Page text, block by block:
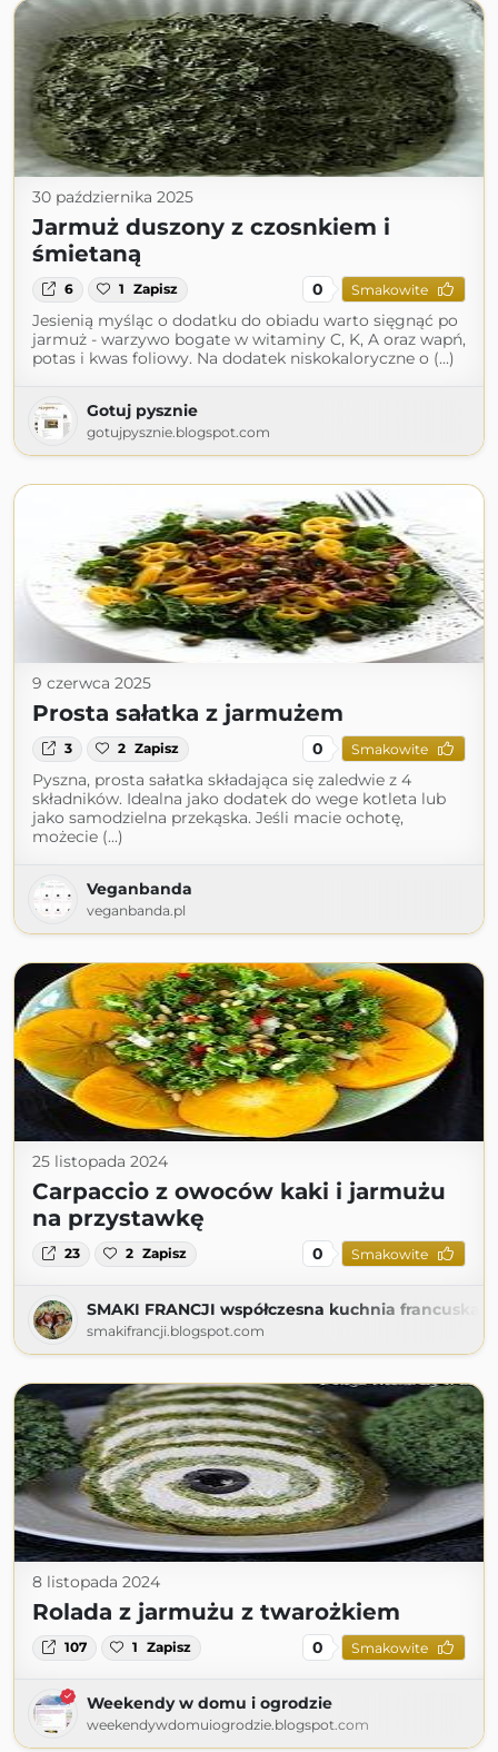
30 października 2025
Jarmuż duszony z czosnkiem i
śmietaną
6 1 Zapisz 0 Smakowite
Jesienią myśląc o dodatku do obiadu warto sięgnąć po
jarmuż - warzywo bogate w witaminy C, K, A oraz wapń,
potas i kwas foliowy. Na dodatek niskokaloryczne o (...)
Gotuj pysznie
gotujpysznie.blogspot.com
9 czerwca 2025
Prosta sałatka z jarmużem
3 2 Zapisz 0 Smakowite
Pyszna, prosta sałatka składająca się zaledwie z 4
składników. Idealna jako dodatek do wege kotleta lub
jako samodzielna przekąska. Jeśli macie ochotę,
możecie (...)
Veganbanda
veganbanda.pl
25 listopada 2024
Carpaccio z owoców kaki i jarmużu
na przystawkę
23 2 Zapisz 0 Smakowite
SMAKI FRANCJI współczesna kuchnia francuska
smakifrancji.blogspot.com
8 listopada 2024
Rolada z jarmużu z twarożkiem
107 1 Zapisz 0 Smakowite
Weekendy w domu i ogrodzie
weekendywdomuiogrodzie.blogspot.com